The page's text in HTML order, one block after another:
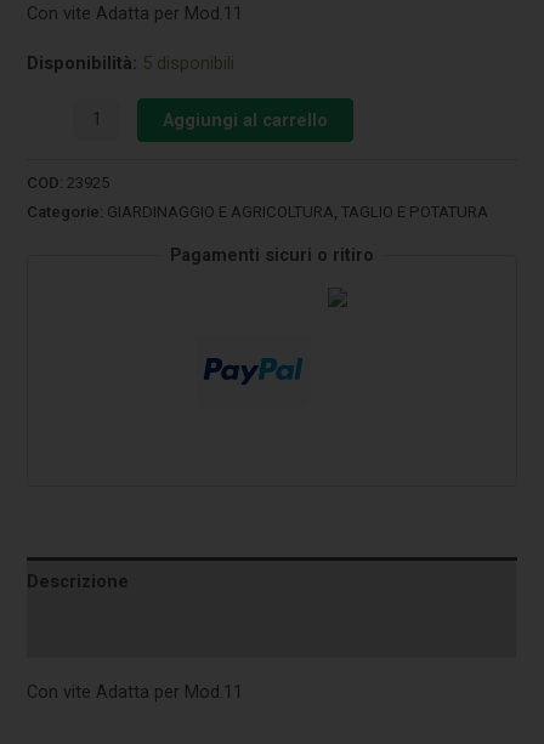
Con vite Adatta per Mod.11
Disponibilità: 5 disponibili
Aggiungi al carrello
COD: 23925
Categorie: GIARDINAGGIO E AGRICOLTURA ,TAGLIO E POTATURA
Pagamenti sicuri o ritiro
Descrizione
Con vite Adatta per Mod.11